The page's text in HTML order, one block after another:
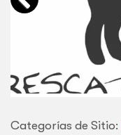
Categorías de Sitio: